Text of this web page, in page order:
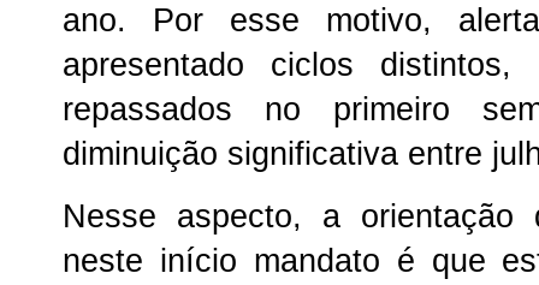
ano. Por esse motivo,
apresentado ciclos
repassados no primeiro
diminuição significativa entre
Nesse aspecto, a orientação
neste início mandato é que